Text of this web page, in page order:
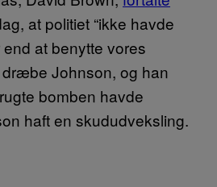
at politiet “ikke havde
at benytte vores
dræbe Johnson, og han
bomben havde
haft en skududveksling.